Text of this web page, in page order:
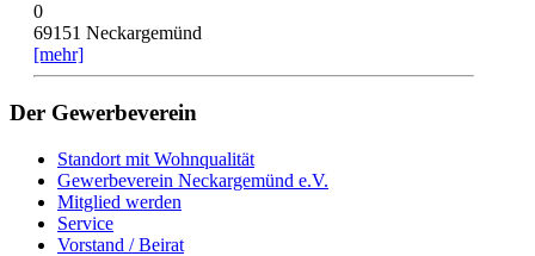
0
69151 Neckargemünd
[mehr]
Der Gewerbeverein
Standort mit Wohnqualität
Gewerbeverein Neckargemünd e.V.
Mitglied werden
Service
Vorstand / Beirat